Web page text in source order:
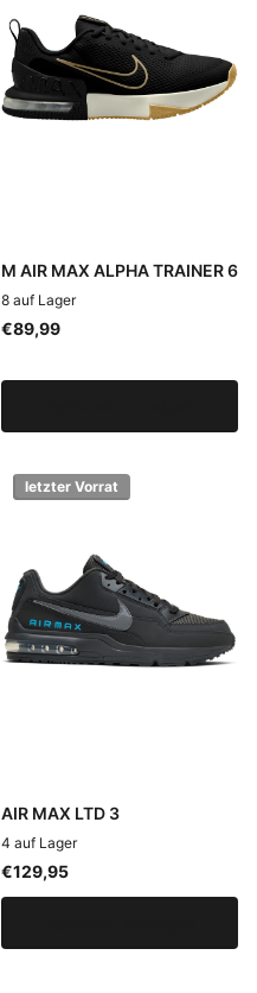
M AIR MAX ALPHA TRAINER 6
8 auf Lager
€89,99
letzter Vorrat
AIR MAX LTD 3
4 auf Lager
€129,95